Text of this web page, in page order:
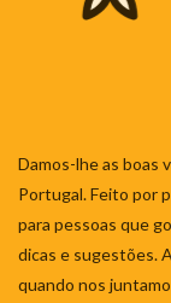
Damos-lhe as boas
Portugal. Feito por
para pessoas que
dicas e sugestões.
quando nos